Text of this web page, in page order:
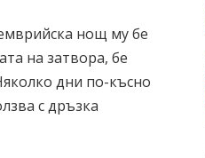
нощ му бе
на затвора, бе
дни по-късно
с дръзка